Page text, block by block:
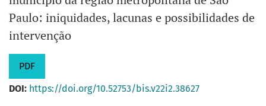
Paulo: iniquidades, lacunas e possibilidades de
intervenção
PDF
DOI: https://doi.org/10.52753/bis.v22i2.38627